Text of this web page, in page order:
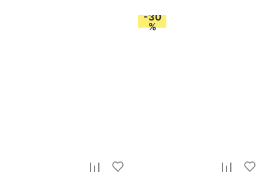
-30
%